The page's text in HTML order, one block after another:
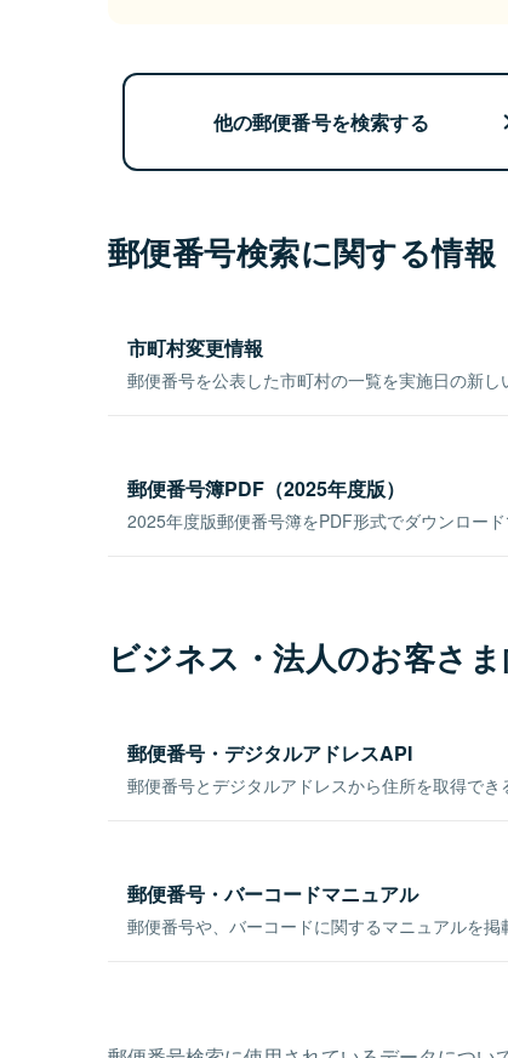
他の郵便番号を検索する
郵便番号検索に関する情報
市町村変更情報
郵便番号を公表した市町村の一覧を実施日の新し
郵便番号簿PDF（2025年度版）
2025年度版郵便番号簿をPDF形式でダウンロード
ビジネス・法人のお客さ
郵便番号・デジタルアドレスAPI
郵便番号とデジタルアドレスから住所を取得でき
郵便番号・バーコードマニュアル
郵便番号や、バーコードに関するマニュアルを掲